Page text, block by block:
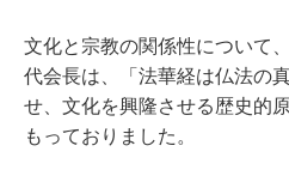
文化と宗教の関係性について
代会長は、「法華経は仏法の
せ、文化を興隆させる歴史的
もっておりました。